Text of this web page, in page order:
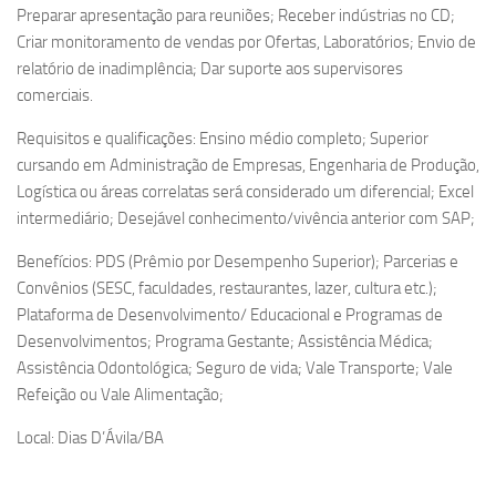
Preparar apresentação para reuniões; Receber indústrias no CD;
Criar monitoramento de vendas por Ofertas, Laboratórios; Envio de
relatório de inadimplência; Dar suporte aos supervisores
comerciais.
Requisitos e qualificações: Ensino médio completo; Superior
cursando em Administração de Empresas, Engenharia de Produção,
Logística ou áreas correlatas será considerado um diferencial; Excel
intermediário; Desejável conhecimento/vivência anterior com SAP;
Benefícios: PDS (Prêmio por Desempenho Superior); Parcerias e
Convênios (SESC, faculdades, restaurantes, lazer, cultura etc.);
Plataforma de Desenvolvimento/ Educacional e Programas de
Desenvolvimentos; Programa Gestante; Assistência Médica;
Assistência Odontológica; Seguro de vida; Vale Transporte; Vale
Refeição ou Vale Alimentação;
Local: Dias D’Ávila/BA